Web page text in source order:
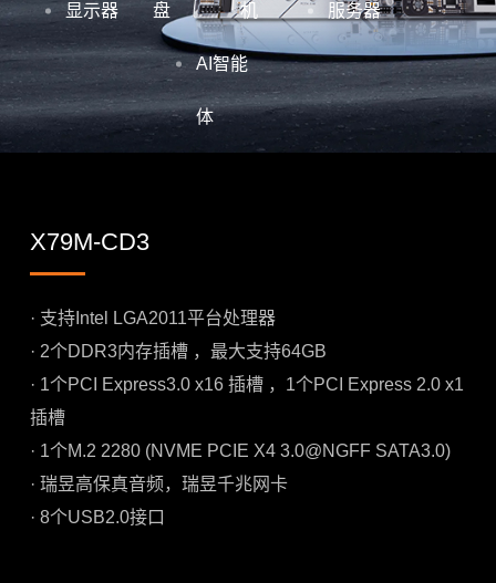
显示器 盘 机 服务器
AI智能
体
X79M-CD3
· 支持Intel LGA2011平台处理器
· 2个DDR3内存插槽 ，最大支持64GB
· 1个PCI Express3.0 x16 插槽 ，1个PCI Express 2.0 x1
插槽
· 1个M.2 2280 (NVME PCIE X4 3.0@NGFF SATA3.0)
· 瑞昱高保真音频，瑞昱千兆网卡
· 8个USB2.0接口